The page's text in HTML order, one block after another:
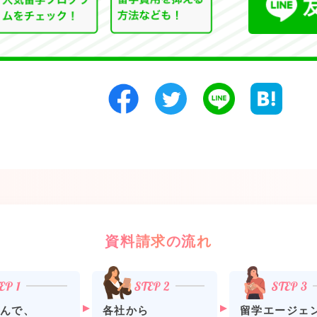
資料請求の流れ
で、 各社から 留学エージェ